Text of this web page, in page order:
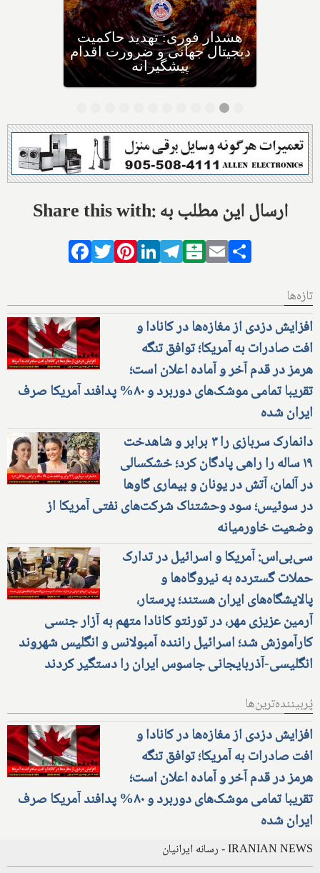
تحقیقات دانشمندان دانشگاهی
در مجارستان: چه غذاهایی را
برای چه سرطان‌هایی نباید
بخوریم، و چه غذاهایی را
بخوریم؟
Share this with: ارسال این مطلب به
Facebook
TwitterPinterestLinkedIn
Telegram
Balatarin
Email
تازه‌ها
افزایش دزدی از مغازه‌ها در کانادا و
افت صادرات به آمریکا؛ توافق تنگه
هرمز در قدم آخر و آماده اعلان است؛
تقریبا تمامی موشک‌های دوربرد و ۸۰% پدافند آمریکا صرف
ایران شده
دانمارک سربازی را ۳ برابر و شاهدخت
۱۹ ساله را راهی پادگان کرد؛ خشکسالی
در آلمان، آتش در یونان و بیماری گاوها
در سوئیس؛ سود وحشتناک شرکت‌های نفتی آمریکا از
وضعیت خاورمیانه
سی‌بی‌اس: آمریکا و اسرائیل در تدارک
حملات گسترده به نیروگاه‌ها و
پالایشگاه‌های ایران هستند؛ پرستار،
آرمین عزیزی مهر، در تورنتو کانادا متهم به آزار جنسی
کارآموزش شد؛ اسرائیل راننده آمبولانس و انگلیس شهروند
انگلیسی-آذربایجانی جاسوس ایران را دستگیر کردند
پُربیننده‌ترین‌ها
افزایش دزدی از مغازه‌ها در کانادا و
افت صادرات به آمریکا؛ توافق تنگه
هرمز در قدم آخر و آماده اعلان است؛
تقریبا تمامی موشک‌های دوربرد و ۸۰% پدافند آمریکا صرف
ایران شده
IRANIAN NEWS - رسانه ایرانیان